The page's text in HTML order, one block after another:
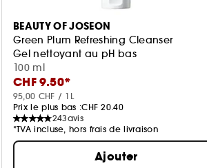
BEAUTY OF JOSEON
Green Plum Refreshing Cleanser
Gel nettoyant au pH bas
100 ml
CHF 9.50*
95,00 CHF / 1L
Prix le plus bas :CHF 20.40
243avis
*TVA incluse, hors frais de livraison
Ajouter